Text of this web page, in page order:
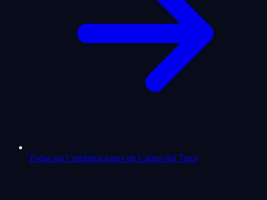
Todas las Combinaciones de Cartas del Tarot